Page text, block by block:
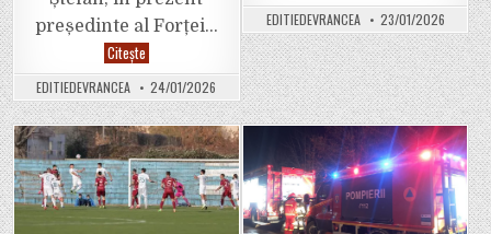
punctat
Adrian
Crețu.
președinte al Forței…
CiteșteIon
Ștefan
a
dat
lovitura.
A
venit
umăr
la
umăr
cu
Nicușor
Dan,
EDITIEDEVRANCEA 24/01/2026
mașină
a
luat
foc
în
zona
„Doi
stejari”
din
Focșani
EDITIEDEVRANCEA 23/01/2026
Posted
in
Posted
in